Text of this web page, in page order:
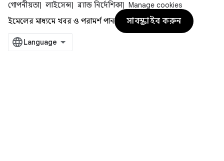
গোপনীয়তা লাইসেন্স ব্র্যান্ড নির্দেশিকা
Manage cookies
ইমেলের মাধ্যমে খবর ও পরামর্শ পান
সাবস্ক্রাইব করুন